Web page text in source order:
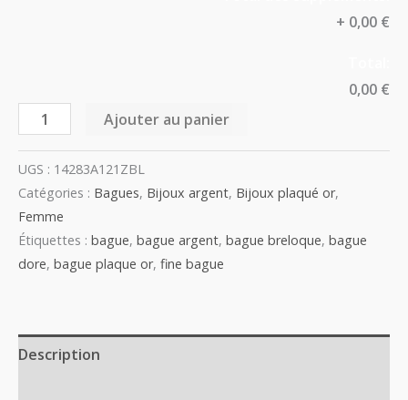
+ 0,00 €
0,00 €
Ajouter au panier
UGS : 14283A121ZBL
Catégories : Bagues, Bijoux argent, Bijoux plaqué or,
Femme
Étiquettes : bague, bague argent, bague breloque, bague
dore, bague plaque or, fine bague
Description